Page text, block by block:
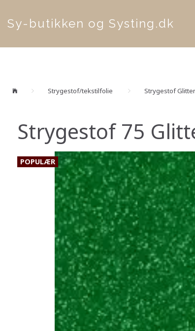
Sy-butikken og Systing.dk
Strygestof/tekstilfolie Strygestof Glitter
Strygestof 75
POPULÆR